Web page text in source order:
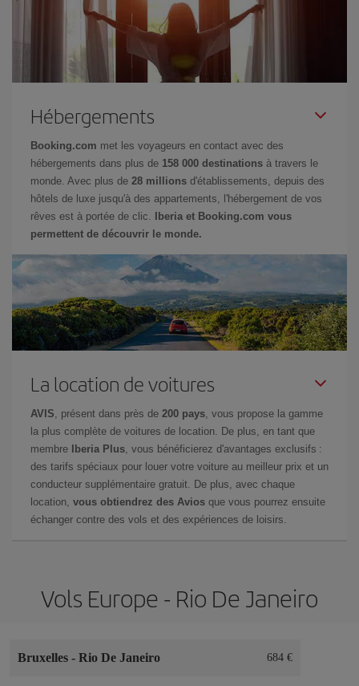
Hébergements
Booking.com met les voyageurs en contact avec des
hébergements dans plus de 158 000 destinations à travers le
monde. Avec plus de 28 millions d'établissements, depuis des
hôtels de luxe jusqu'à des appartements, l'hébergement de vos
rêves est à portée de clic.
Iberia et Booking.com vous
permettent de découvrir le monde.
La location de voitures
AVIS , présent dans près de 200 pays , vous propose la gamme
la plus complète de voitures de location. De plus, en tant que
membre
Iberia Plus , vous bénéficierez d'avantages exclusifs :
des tarifs spéciaux pour louer votre voiture au meilleur prix et un
conducteur supplémentaire gratuit. De plus, avec chaque
location, vous obtiendrez des Avios que vous pourrez ensuite
échanger contre des vols et des expériences de loisirs.
Vols Europe - Rio De Janeiro
Bruxelles - Rio De Janeiro 684 €